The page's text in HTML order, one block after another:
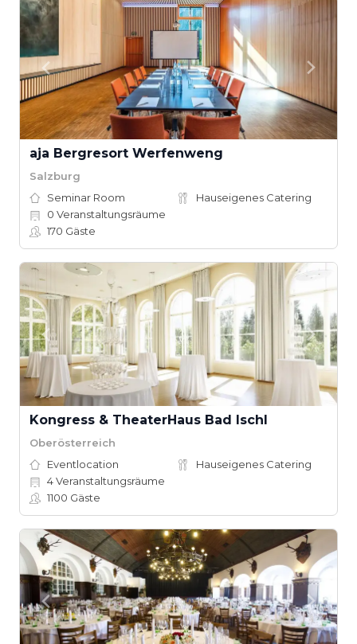
aja Bergresort Werfenweng
Salzburg
Seminar Room
Hauseigenes Catering
0 Veranstaltungsräume
170 Gäste
Kongress & TheaterHaus Bad Ischl
Oberösterreich
Eventlocation
Hauseigenes Catering
4Veranstaltungsräume
1100 Gäste